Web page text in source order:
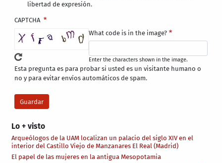
Lo + visto
Arqueólogos de la UAM localizan un palacio del siglo XIV en el
interior del Castillo Viejo de Manzanares El Real (Madrid)
El papel de las mujeres en la antigua Mesopotamia
libertad de expresión.
CAPTCHA
What code is in the image?
Enter the characters shown in the image.
Esta pregunta es para probar si usted es un visitante humano o
no y para evitar envíos automáticos de spam.